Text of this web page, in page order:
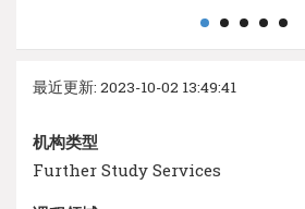
最近更新: 2023-10-02 13:49:41
机构类型
Further Study Services